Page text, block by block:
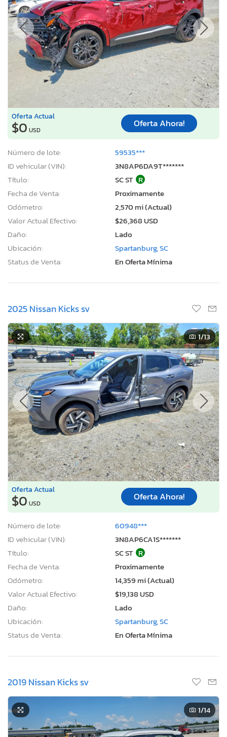
Oferta Actual
$0 USD
Oferta Ahora!
Número de lote:
59535***
ID vehicular (VIN):
3N8AP6DA9T*******
Título:
SC ST R
Fecha de Venta:
Proximamente
Odómetro:
2,570 mi (Actual)
Valor Actual Efectivo:
$26,368 USD
Daño:
Lado
Ubicación:
Spartanburg, SC
Status de Venta:
En Oferta Mínima
2025 Nissan Kicks sv
1/13
Oferta Actual
$0 USD
Oferta Ahora!
Número de lote:
60948***
ID vehicular (VIN):
3N8AP6CA1S*******
Título:
SC ST R
Fecha de Venta:
Proximamente
Odómetro:
14,359 mi (Actual)
Valor Actual Efectivo:
$19,138 USD
Daño:
Lado
Ubicación:
Spartanburg, SC
Status de Venta:
En Oferta Mínima
2019 Nissan Kicks sv
1/14